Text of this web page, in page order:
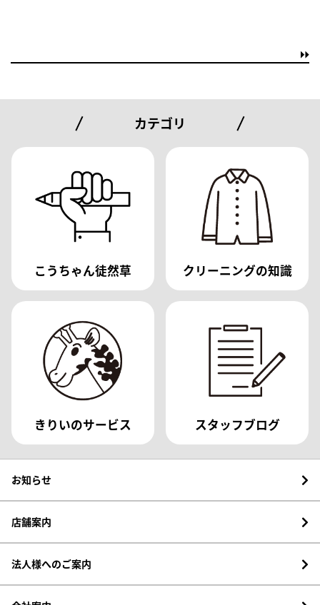
カテゴリ
こうちゃん徒然草 クリーニングの知識
きりいのサービス スタッフブログ
お知らせ
店舗案内
法人様へのご案内